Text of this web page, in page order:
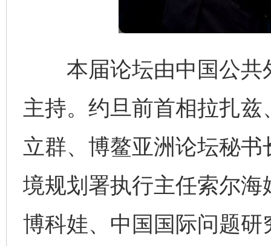
本届论坛由中国公共
主持。约旦前首相拉扎
立群、博鳌亚洲论坛秘
境规划署执行主任索尔
博科娃、中国国际问题